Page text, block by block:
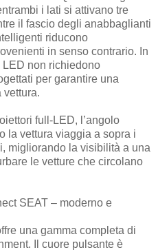
i lati si attivano tre
il fascio degli anabbaglianti
riducono
in senso contrario. In
non richiedono
per garantire una
vettura.
full-LED, l’angolo
la vettura viaggia a sopra i
migliorando la visibilità a una
le vetture che circolano
SEAT – moderno e
una gamma completa di
Il cuore pulsante è